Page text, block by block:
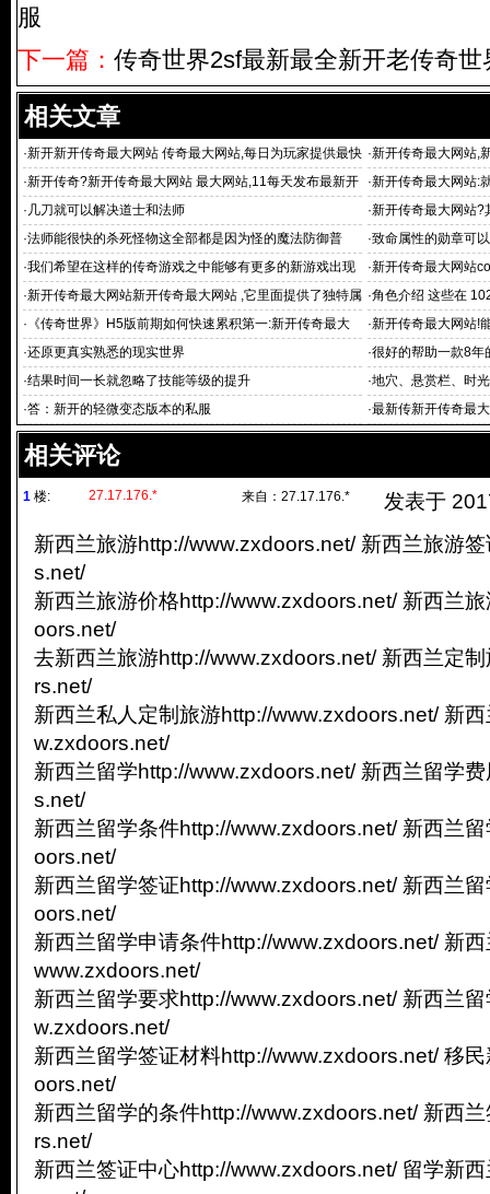
服
下一篇： 传奇世界2sf最新最全新开老传奇世
相关文章
·新开新开传奇最大网站 传奇最大网站,每日为玩家提供最快
最新
·新开传奇最大网站,
供长期传奇私服1
·新开传奇?新开传奇最大网站 最大网站,11每天发布最新开
传奇
·新开传奇最大网站:
· 几刀就可以解决道士和法师 ·新开传奇最大网站?
·法师能很快的杀死怪物这全部都是因为怪的魔法防御普 ·致命属性的勋章可
·我们希望在这样的传奇游戏之中能够有更多的新游戏出现 ·新开传奇最大网站
·新开传奇最大网站新开传奇最大网站 ,它里面提供了独特属
性
·角色介绍 这些在
· 《传奇世界》H5版前期如何快速累积第一:新开传奇最大
网站 桶金
·新开传奇最大网站!
底气的
·还原更真实熟悉的现实世界 ·很好的帮助一款8年
·结果时间一长就忽略了技能等级的提升 ·地穴、悬赏栏、时
1
·答：新开的轻微变态版本的私服 ·最新传新开传奇最
传奇游戏排行榜(7)
相关评论
1 楼: 27.17.176.* 来自： 27.17.176.*
发表于
新西兰旅游http://www.zxdoors.net/ 新西兰旅游
s.net/
新西兰旅游价格http://www.zxdoors.net/ 新西兰
oors.net/
去新西兰旅游http://www.zxdoors.net/ 新西兰定
rs.net/
新西兰私人定制旅游http://www.zxdoors.net/ 新
w.zxdoors.net/
新西兰留学http://www.zxdoors.net/ 新西兰留学
s.net/
新西兰留学条件http://www.zxdoors.net/ 新西兰
oors.net/
新西兰留学签证http://www.zxdoors.net/ 新西兰
oors.net/
新西兰留学申请条件http://www.zxdoors.net/ 新
www.zxdoors.net/
新西兰留学要求http://www.zxdoors.net/ 新西兰
w.zxdoors.net/
新西兰留学签证材料http://www.zxdoors.net/ 移
oors.net/
新西兰留学的条件http://www.zxdoors.net/ 新西
rs.net/
新西兰签证中心http://www.zxdoors.net/ 留学新